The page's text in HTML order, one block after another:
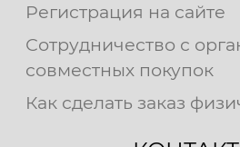
Регистрация на сайте
Сотрудничество с
совместных покупок
Как сделать заказ